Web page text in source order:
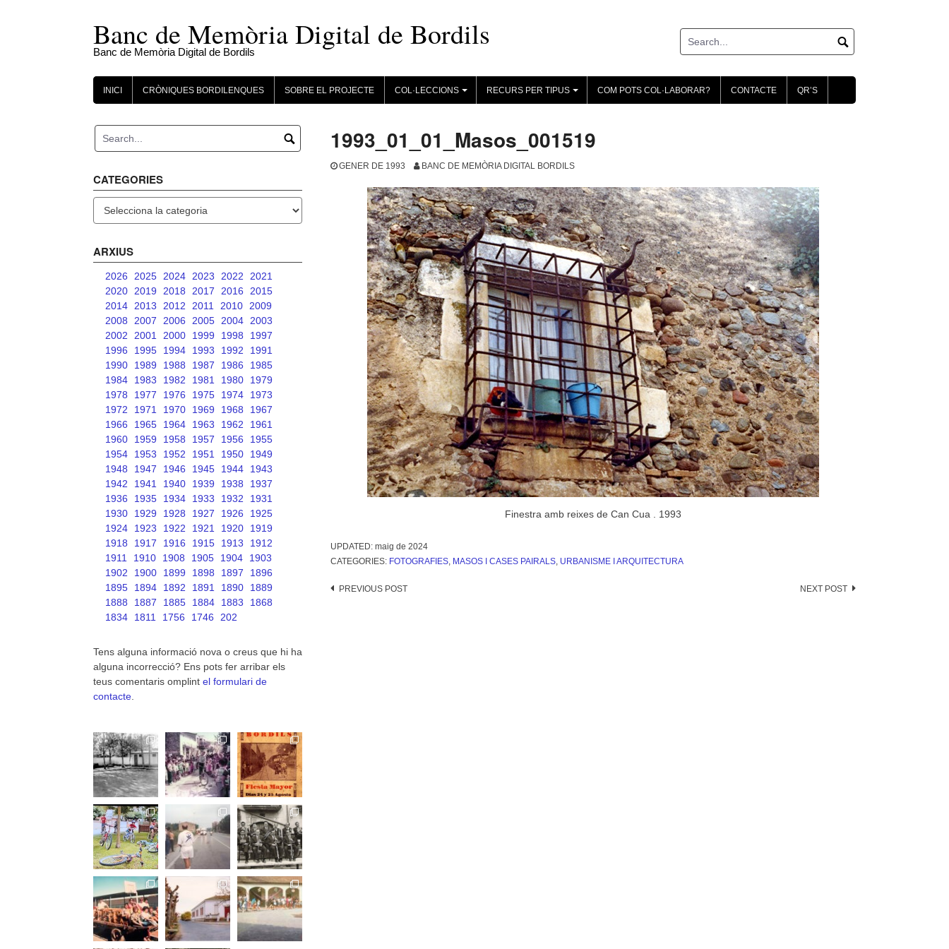
Banc de Memòria Digital de Bordils
Banc de Memòria Digital de Bordils
INICI CRÒNIQUES BORDILENQUES SOBRE EL PROJECTE
+
COL·LECCIONS
+
RECURS PER TIPUS COM POTS COL·LABORAR? CONTACTE QR’S
1993_01_01_Masos_001519
GENER DE 1993 BANC DE MEMÒRIA DIGITAL BORDILS
Finestra amb reixes de Can Cua . 1993
UPDATED: maig de 2024
CATEGORIES: FOTOGRAFIES, MASOS I CASES PAIRALS, URBANISME I ARQUITECTURA
Post
PREVIOUS POST NEXT POST
CATEGORIES
ARXIUS
2026 2025 2024 2023 2022
2021
2020
2019 2018 2017 2016
2015
2014
2013 2012 2011 2010
2009
2008
2007 2006 2005 2004
2003
2002
2001 2000 1999 1998
1997
1996
1995 1994 1993 1992
1991
1990
1989 1988 1987 1986
1985
1984
1983 1982 1981 1980
1979
1978
1977 1976 1975 1974
1973
1972
1971 1970 1969 1968
1967
1966
1965 1964 1963 1962
1961
1960
1959 1958 1957 1956
1955
1954
1953 1952 1951 1950
1949
1948
1947 1946 1945 1944
1943
1942
1941 1940 1939 1938
1937
1936
1935 1934 1933 1932
1931
1930
1929 1928 1927 1926
1925
1924
1923 1922 1921 1920
1919
1918
1917 1916 1915 1913
1912
1911
1910 1908 1905 1904
1903
1902
1900 1899 1898 1897
1896
1895
1894 1892 1891 1890
1889
1888
1887 1885 1884 1883
1868
1834
1811 1756 1746 202
Tens alguna informació nova o creus que hi ha
alguna incorrecció? Ens pots fer arribar els
teus comentaris omplint el formulari de
contacte